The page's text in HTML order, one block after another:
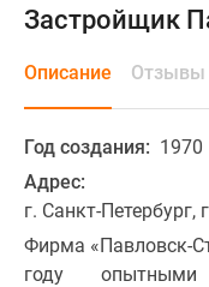
Застройщик
Описание Отзывы
Год создания: 1970
Адрес:
г. Санкт-
Фирма «Павловск-
году